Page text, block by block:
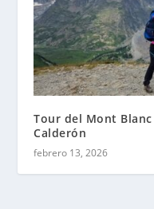
Tour del Mont
Calderón
febrero 13, 2026